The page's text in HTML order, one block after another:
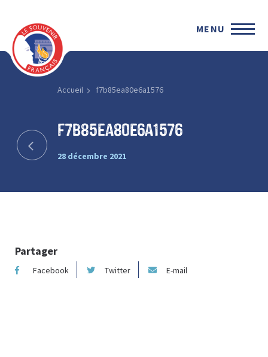
MENU
Accueil f7b85ea80e6a1576
f7b85ea80e6a1576
28 décembre 2021
Partager
Facebook Twitter E-mail